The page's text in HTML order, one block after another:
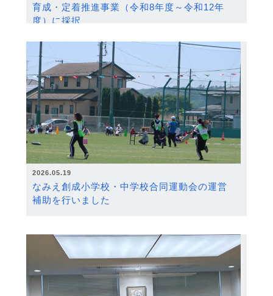
育成・定着推進事業（令和8年度～令和12年
度）に採択
2026.05.19
なみえ創成小学校・中学校合同運動会の運営
補助を行いました